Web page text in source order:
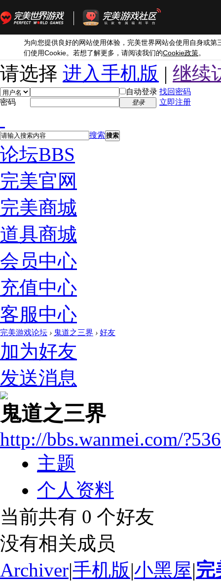
为向您提供良好的网站使用体验，完美世界网站会使用自身或第
们使用Cookie。若想了解更多，请阅读我们的Cookie政策。
请选择 进入手机版 | 继续
自动登录 找回密码
密码
登录 立即注册
搜索 搜索
论坛BBS
完美官网
完美商城
道具商城
会员中心
充值中心
客服中心
完美游戏论坛 › 鬼道之三界 › 好友
加为好友
发送消息
鬼道之三界
http://bbs.wanmei.com/
主题
个人资料
当前共有 0 个好友
没有相关成员
Archiver|手机版|小黑屋|完